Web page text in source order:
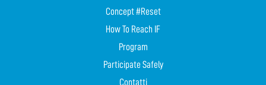
Concept #Reset
How To Reach IF
Program
Participate Safely
Contatti